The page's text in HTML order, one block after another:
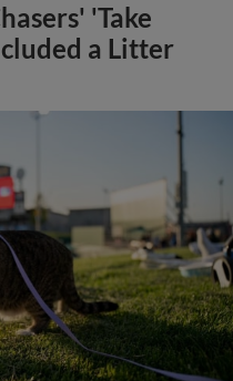
'Take
a Litter